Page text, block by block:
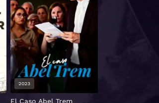
El Caso Abel Trem
2023